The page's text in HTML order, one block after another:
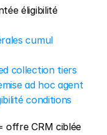
éligibilité
cumul
collection tiers
ad hoc agent
conditions
offre CRM ciblée